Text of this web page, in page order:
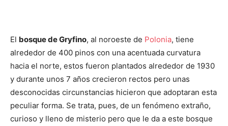
El bosque de Gryfino, al noroeste de Polonia, tiene
alrededor de 400 pinos con una acentuada curvatura
hacia el norte, estos fueron plantados alrededor de 1930
y durante unos 7 años crecieron rectos pero unas
desconocidas circunstancias hicieron que adoptaran esta
peculiar forma. Se trata, pues, de un fenómeno extraño,
curioso y lleno de misterio pero que le da a este bosque